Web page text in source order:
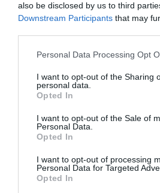
also be disclosed by us to third
Downstream Participants that may
Please note that this website/app
not limited to your visit or usage
grant or deny consent to Google and
use your data for below specified
consent section.
Personal Data Processing Opt
I want to opt-out of the Sharing
personal data.
Opted In
I want to opt-out of the Sale of
Personal Data.
Opted In
I want to opt-out of processing
Personal Data for Targeted
Opted In
KIRÁNDULÁS PANNONHALMA
SZŐLŐ ÉS KOMLÓ
TALÁLKOZÁSA